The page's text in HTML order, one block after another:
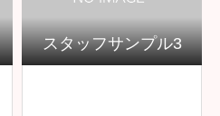
スタッフサンプル3